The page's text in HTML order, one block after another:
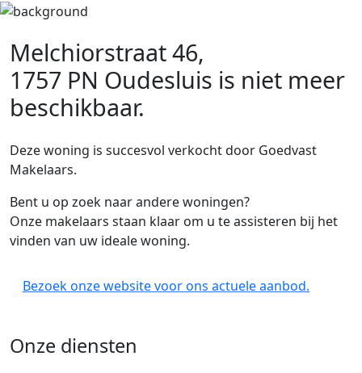
Melchiorstraat 46,
1757 PN Oudesluis is niet meer
beschikbaar.
Deze woning is succesvol verkocht door Goedvast
Makelaars.
Bent u op zoek naar andere woningen?
Onze makelaars staan klaar om u te assisteren bij het
vinden van uw ideale woning.
Bezoek onze website voor ons actuele aanbod.
Onze diensten